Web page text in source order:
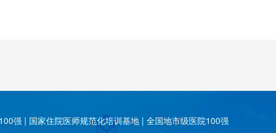
强 | 国家住院医师规范化培训基地 | 全国地市级医院100强